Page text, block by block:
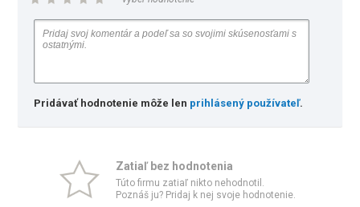
Pridávať hodnotenie môže len prihlásený používateľ.
Zatiaľ bez hodnotenia
Túto firmu zatiaľ nikto nehodnotil.
Poznáš ju? Pridaj k nej svoje hodnotenie.